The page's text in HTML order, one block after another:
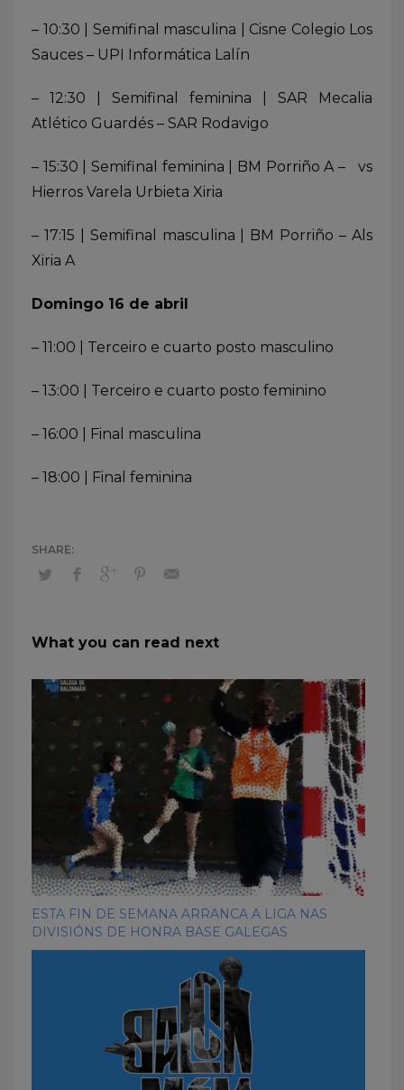
– 10:30 | Semifinal masculina | Cisne Colegio Los
Sauces – UPI Informática Lalín
– 12:30 | Semifinal feminina | SAR Mecalia
Atlético Guardés – SAR Rodavigo
– 15:30 | Semifinal feminina | BM Porriño A – vs
Hierros Varela Urbieta Xiria
– 17:15 | Semifinal masculina | BM Porriño – Als
Xiria A
Domingo 16 de abril
– 11:00 | Terceiro e cuarto posto masculino
– 13:00 | Terceiro e cuarto posto feminino
– 16:00 | Final masculina
– 18:00 | Final feminina
What you can read next
ESTA FIN DE SEMANA ARRANCA A LIGA NAS
DIVISIÓNS DE HONRA BASE GALEGAS